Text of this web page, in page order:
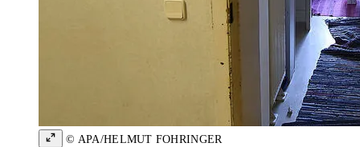
© APA/HELMUT FOHRINGER